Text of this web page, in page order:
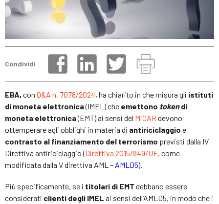
Condividi
EBA, con Q&A n. 7078/2024, ha chiarito in che misura gli istituti
di moneta elettronica(IMEL) che emettono tokendi
moneta elettronica(EMT) ai sensi del MiCAR devono
ottemperare agli obblighi in materia di antiriciclaggio e
contrasto al finanziamento del terrorismo previsti dalla IV
Direttiva antiriciclaggio (Direttiva 2015/849/UE, come
modificata dalla V direttiva AML – AMLD5).
Più specificamente, se i titolari di EMT debbano essere
considerati clienti degli IMEL ai sensi dell’AMLD5, in modo che i